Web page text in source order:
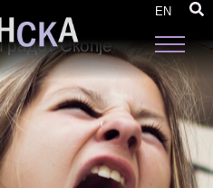
EN
жените и мажите во
Скопје